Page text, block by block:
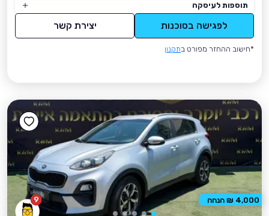
תוספות לעיסקה
לפגישה בסוכנות יצירת קשר
*חישוב ההחזר מפורט בתקנון
9 4,000 ₪ הנחה